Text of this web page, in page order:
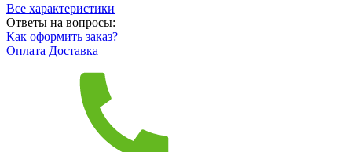
Все характеристики
Ответы на вопросы:
Как оформить заказ?
Оплата Доставка